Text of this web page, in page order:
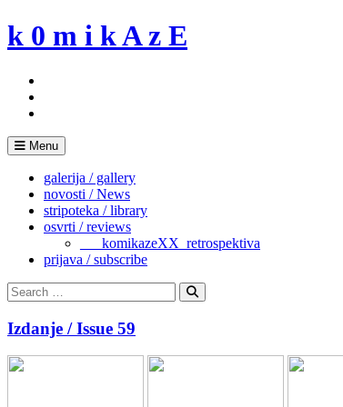
Skip
to
k 0 m i k A z E
Menu
galerija / gallery
novosti / News
stripoteka / library
osvrti / reviews
___komikazeXX_retrospektiva
prijava / subscribe
Search
for:
Search
Izdanje / Issue 59